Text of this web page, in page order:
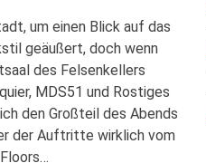
um einen Blick auf das
geäußert, doch wenn
des Felsenkellers
MDS51 und Rostiges
den Großteil des Abends
der Auftritte wirklich vom